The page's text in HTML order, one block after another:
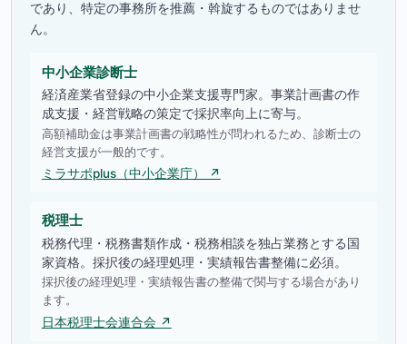
であり、特定の事務所を推薦・斡旋するものではありませ
ん。
中小企業診断士
経済産業省登録の中小企業支援専門家。事業計画書の作
成支援・経営戦略の策定で採択率向上に寄与。
高額補助金は事業計画書の戦略性が問われるため、診断士の
経営支援が一般的です。
ミラサポplus（中小企業庁） ↗
税理士
税務代理・税務書類作成・税務相談を独占業務とする国
家資格。採択後の経理処理・実績報告書整備に必須。
採択後の経理処理・実績報告書の整備で関与する場合があり
ます。
日本税理士会連合会 ↗